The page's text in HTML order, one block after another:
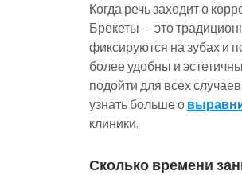
Когда речь заходит о
Брекеты — это
фиксируются на зубах и
более удобны и
подойти для всех
узнать больше о
клиники.
Сколько времени